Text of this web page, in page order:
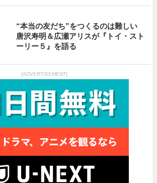
“本当の友だち”をつくるのは難しい
唐沢寿明＆広瀬アリスが『トイ・スト
ーリー５』を語る
[ADVERTISEMENT]